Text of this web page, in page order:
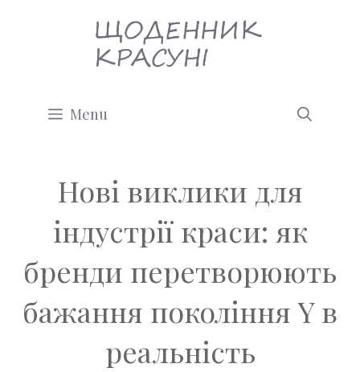
Menu
Нові виклики для
індустрії краси: як
бренди перетворюють
бажання покоління Y в
реальність